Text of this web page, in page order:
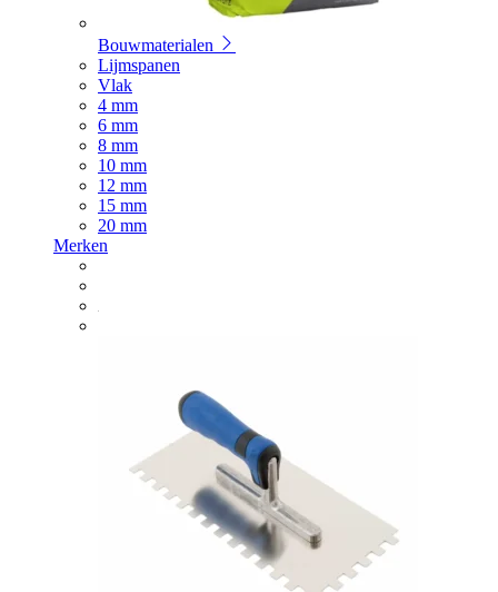
Bouwmaterialen
Lijmspanen
Vlak
4 mm
6 mm
8 mm
10 mm
12 mm
15 mm
20 mm
Merken